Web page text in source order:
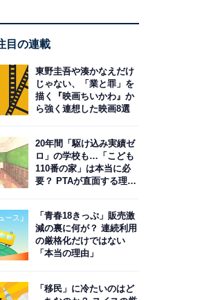
目の連載
東野圭吾や湊かなえだけ
じゃない、「業と罪」を
描く『映画ちいかわ』か
ら強く連想した映画8選
20年間「駆け込み実績ゼ
ロ」の学校も…「こども
110番の家」は本当に必
要？ PTAが直面する理想
「青春18きっぷ」販売激
減の裏に何が？ 連続利用
の厳格化だけではない
「本当の理由」
「移民」に冷たいのはど